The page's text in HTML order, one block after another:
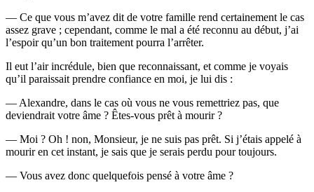
— Ce que vous m’avez dit de votre famille rend certainement le cas
assez grave ; cependant, comme le mal a été reconnu au début, j’ai
l’espoir qu’un bon traitement pourra l’arrêter.
Il eut l’air incrédule, bien que reconnaissant, et comme je voyais
qu’il paraissait prendre confiance en moi, je lui dis :
— Alexandre, dans le cas où vous ne vous remettriez pas, que
deviendrait votre âme ? Êtes-vous prêt à mourir ?
— Moi ? Oh ! non, Monsieur, je ne suis pas prêt. Si j’étais appelé à
mourir en cet instant, je sais que je serais perdu pour toujours.
— Vous avez donc quelquefois pensé à votre âme ?